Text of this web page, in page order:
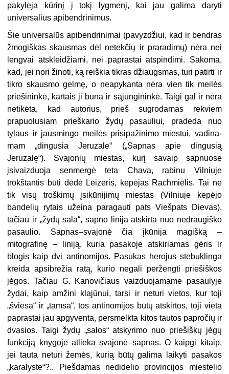
pakylėja kūrinį į tokį lygmenį, kai jau galima daryti
universalius apibendrinimus.
Šie universalūs apibendrinimai (pa­vyzdžiui, kad ir bendras
žmogiškas skausmas dėl netekčių ir praradimų) nėra nei
lengvai atskleidžiami, nei pa­prastai atspindimi. Sakoma,
kad, jei nori žinoti, ką reiškia tikras džiaugs­mas, turi patirti ir
tikro skausmo gelmę, o neapykanta nėra vien tik meilės
priešininkė, kartais ji būna ir sąjun­gininkė. Taigi gal ir nėra
netikėta, kad autorius, prieš sugrodamas rekviem
prapuolusiam prieškario žydų pasau­liui, pradeda nuo
tylaus ir jausmingo meilės prisipažinimo miestui, vadina­
mam „dingusia Jeruzale“ („Sapnas apie dingusią
Jeruzalę“). Svajonių miestas, kurį savaip sapnuose
įsivaizduoja sen­mergė teta Chava, rabinu Vilniuje
trokštantis būti dėdė Leizeris, kepėjas Rachmielis. Tai ne
tik visų troškimų įsikūnijimų miestas (Vilniuje kepėjo
bandelių rytais užeina paragauti pats Viešpats Dievas),
tačiau ir „žydų sala“, sapno linija atskirta nuo nedraugiško
pasaulio. Sapnas–svajonė čia įkūnija magišką –
mitografinę – liniją, kuria pasakoje atskiriamas gėris ir
blogis kaip dvi antinomijos. Pasukas herojus stebuklinga
kreida apsibrėžia ratą, ku­rio negali peržengti priešiškos
jėgos. Tačiau G. Kanovičiaus vaizduojamame pasaulyje
žydai, kaip amžini klajūnui, tarsi ir neturi vietos, kur toji
„šviesa“ ir „tamsa“, tos antinomijos būtų atskirtos, toji vieta
paprastai jau apgyventa, persmelkta kitos tautos papročių ir
dvasios. Taigi žydų „salos“ atskyrimo nuo priešiškų jėgų
funkciją knygoje atlieka svajonė–sapnas. O kaipgi kitaip,
jei tauta neturi žemės, kurią būtų galima laikyti pasakos
„karalyste“?.. Piešda­mas nedidelio provincijos miestelio